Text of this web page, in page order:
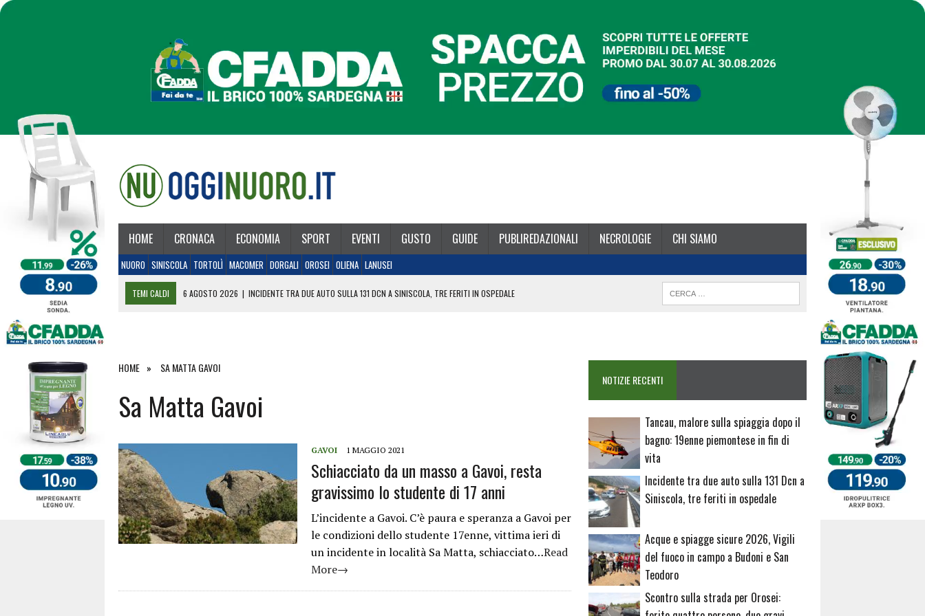
HOME CRONACA ECONOMIA SPORT EVENTI GUSTO GUIDE PUBLIREDAZIONALI NECROLOGIE CHI SIAMO
NUORO SINISCOLA TORTOLÌ MACOMER DORGALI OROSEI OLIENA LANUSEI
TEMI CALDI 6 AGOSTO 2026 | INCIDENTE TRA DUE AUTO SULLA 131 DCN A SINISCOLA, TRE FERITI IN OSPEDALE
27 LUGLIO 2026 | OMICIDIO A BARI SARDO, ECCO COME È STATO UCCISO SIMONE CONCAS
HOME SA MATTA GAVOI
Sa Matta Gavoi
GAVOI 1 MAGGIO 2021
Schiacciato da un masso a Gavoi, resta
gravissimo lo studente di 17 anni
L’incidente a Gavoi. C’è paura e speranza a Gavoi per
le condizioni dello studente 17enne, vittima ieri di
un incidente in località Sa Matta, schiacciato…Read
More→
NOTIZIE RECENTI
Tancau, malore sulla spiaggia dopo il
bagno: 19enne piemontese in fin di
vita
Incidente tra due auto sulla 131 Dcn a
Siniscola, tre feriti in ospedale
Acque e spiagge sicure 2026, Vigili
del fuoco in campo a Budoni e San
Teodoro
Scontro sulla strada per Orosei: